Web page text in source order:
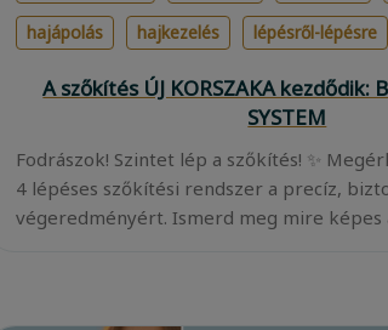
hajápolás
hajkezelés lépésről-lépésre
A szőkítés ÚJ KORSZAKA kezdődik:
SYSTEM
Fodrászok! Szintet lép a szőkítés! ✨
4 lépéses szőkítési rendszer a precíz,
végeredményért. Ismerd meg mire képes